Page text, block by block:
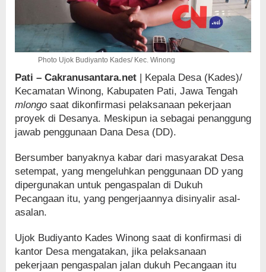
Photo Ujok Budiyanto Kades/ Kec. Winong
Pati – Cakranusantara.net | Kepala Desa (Kades)/
Kecamatan Winong, Kabupaten Pati, Jawa Tengah
mlongo saat dikonfirmasi pelaksanaan pekerjaan
proyek di Desanya. Meskipun ia sebagai penanggung
jawab penggunaan Dana Desa (DD).
Bersumber banyaknya kabar dari masyarakat Desa
setempat, yang mengeluhkan penggunaan DD yang
dipergunakan untuk pengaspalan di Dukuh
Pecangaan itu, yang pengerjaannya disinyalir asal-
asalan.
Ujok Budiyanto Kades Winong saat di konfirmasi di
kantor Desa mengatakan, jika pelaksanaan
pekerjaan pengaspalan jalan dukuh Pecangaan itu